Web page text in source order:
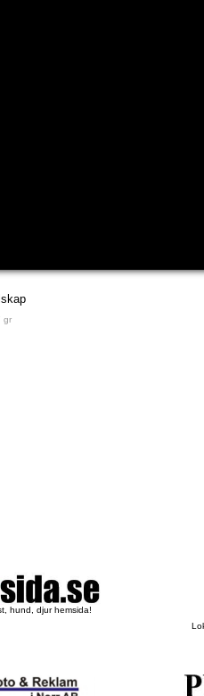
gr
hund, djur hemsida!